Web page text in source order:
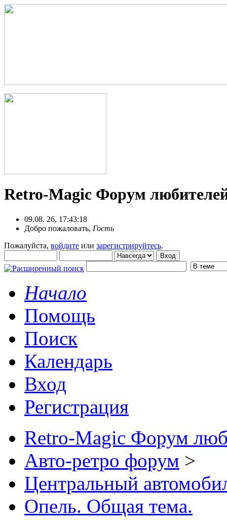
Retro-Magic Форум
09.08. 26, 17:43:18
Добро пожаловать, Гость
Пожалуйста, войдите или зарегистрируйтесь.
Начало
Помощь
Поиск
Календарь
Вход
Регистрация
Retro-Magic Форум
Авто-ретро форум >
Центральный
Опель. Общая тема.